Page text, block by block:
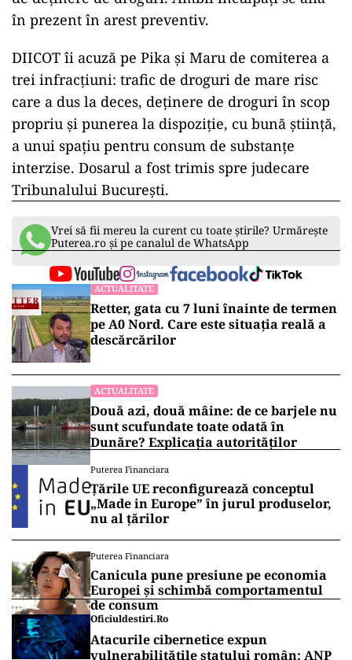
intravenos. Pe lângă aceasta, a mai luat
doua zi, pe 15 aprilie, a fost găsit mort, cauza
fiind o insuficiență cardio-circulatorie și
respiratorie acută, provocată de supradoza de
substanțe.
Ancheta a scos la iveală și faptul că Maru avea
acasă un comprimat de diazepam destinat
consumului propriu, ceea ce întărește acuzația
de deținere de droguri. Ambii inculpați se află
în prezent în arest preventiv.
DIICOT îi acuză pe Pika și Maru de comiterea a
trei infracțiuni: trafic de droguri de mare risc
care a dus la deces, deținere de droguri în scop
propriu și punerea la dispoziție, cu bună știință,
a unui spațiu pentru consum de substanțe
interzise. Dosarul a fost trimis spre judecare
Tribunalului București.
Vrei să fii mereu la curent cu toate știrile? Urmărește
Puterea.ro și pe canalul de WhatsApp
ACTUALITATE
Retter, gata cu 7 luni înainte de termen
pe A0 Nord. Care este situația reală a
descărcărilor
ACTUALITATE
Două azi, două mâine: de ce barjele nu